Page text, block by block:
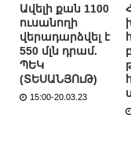
Ավելի քան 1100
ուսանողի
վերադարձվել է
550 մլն դրամ.
ՊԵԿ
(ՏԵՍԱՆՅՈւԹ)
15:00-20.03.23